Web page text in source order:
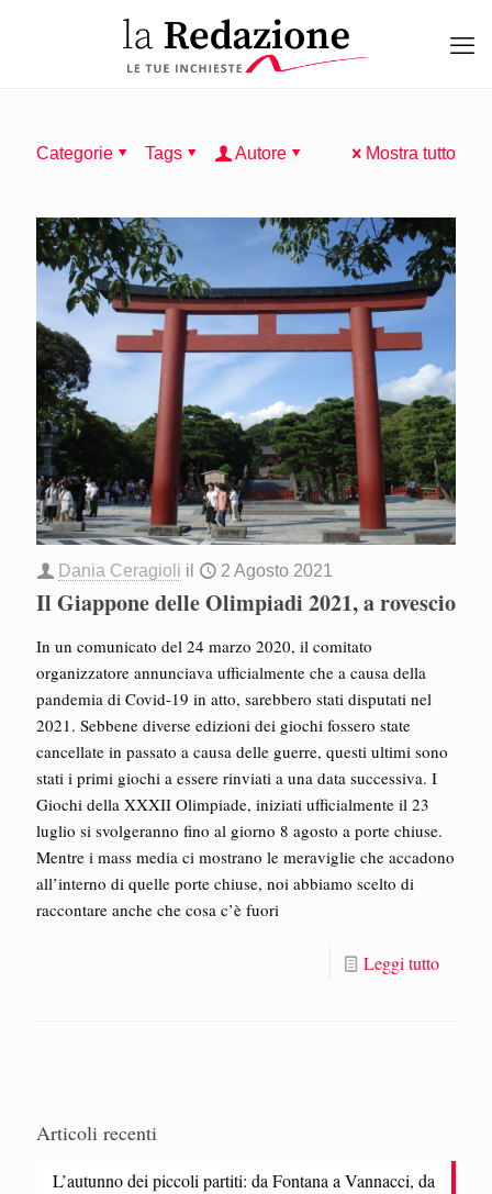
Categorie Tags Autore Mostra tutto
Dania Ceragioli il 2 Agosto 2021
Il Giappone delle Olimpiadi 2021, a rovescio
In un comunicato del 24 marzo 2020, il comitato
organizzatore annunciava ufficialmente che a causa della
pandemia di Covid-19 in atto, sarebbero stati disputati nel
2021. Sebbene diverse edizioni dei giochi fossero state
cancellate in passato a causa delle guerre, questi ultimi sono
stati i primi giochi a essere rinviati a una data successiva. I
Giochi della XXXII Olimpiade, iniziati ufficialmente il 23
luglio si svolgeranno fino al giorno 8 agosto a porte chiuse.
Mentre i mass media ci mostrano le meraviglie che accadono
all’interno di quelle porte chiuse, noi abbiamo scelto di
raccontare anche che cosa c’è fuori
Leggi tutto
Articoli recenti
L’autunno dei piccoli partiti: da Fontana a Vannacci, da